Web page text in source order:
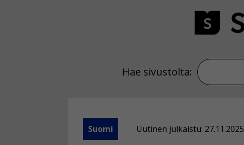
Hae sivustolta:
Suomi
Uutinen julkaistu: 27.11.2025